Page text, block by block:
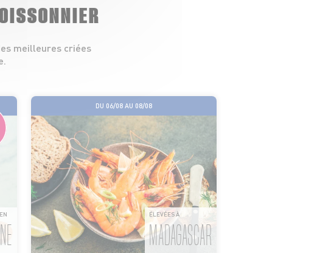
meilleures criées
DU 06/08 AU 08/08
ÉLEVÉES À
MADAGASCAR